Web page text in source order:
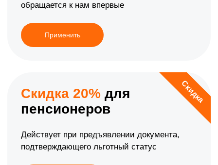
обращается к нам впервые
Применить
Скидка
Скидка 20% для
пенсионеров
Действует при предъявлении документа,
подтверждающего льготный статус